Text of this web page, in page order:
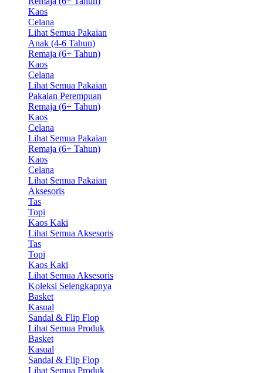
Kaos
Celana
Lihat Semua Pakaian
Anak (4-6 Tahun)
Remaja (6+ Tahun)
Kaos
Celana
Lihat Semua Pakaian
Pakaian Perempuan
Remaja (6+ Tahun)
Kaos
Celana
Lihat Semua Pakaian
Remaja (6+ Tahun)
Kaos
Celana
Lihat Semua Pakaian
Aksesoris
Tas
Topi
Kaos Kaki
Lihat Semua Aksesoris
Tas
Topi
Kaos Kaki
Lihat Semua Aksesoris
Koleksi Selengkapnya
Basket
Kasual
Sandal & Flip Flop
Lihat Semua Produk
Basket
Kasual
Sandal & Flip Flop
Lihat Semua Produk